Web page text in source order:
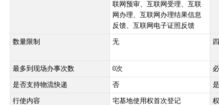
联网预审、互联网受理、互联
网办理、互联网办理结果信息
反馈、互联网电子证照反馈
数量限制 无
最多到现场办事次数 0次
是否支持物流快递 否
行使内容 宅基地使用权首次登记